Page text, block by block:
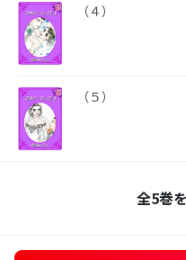
（４）
（５）
全5巻